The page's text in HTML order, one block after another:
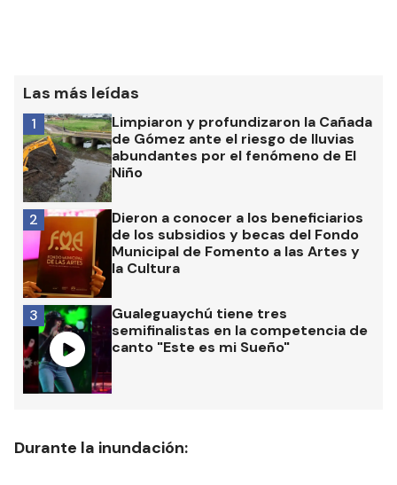
Las más leídas
Limpiaron y profundizaron la Cañada
de Gómez ante el riesgo de lluvias
abundantes por el fenómeno de El
Niño
1
Dieron a conocer a los beneficiarios
de los subsidios y becas del Fondo
Municipal de Fomento a las Artes y
la Cultura
2
Gualeguaychú tiene tres
semifinalistas en la competencia de
canto "Este es mi Sueño"
3
Durante la inundación: